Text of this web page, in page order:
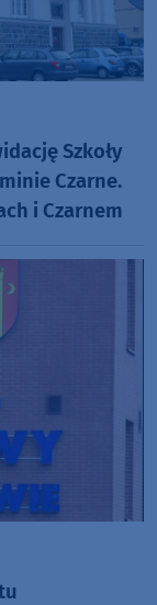
Szkoły
Czarne.
i Czarnem